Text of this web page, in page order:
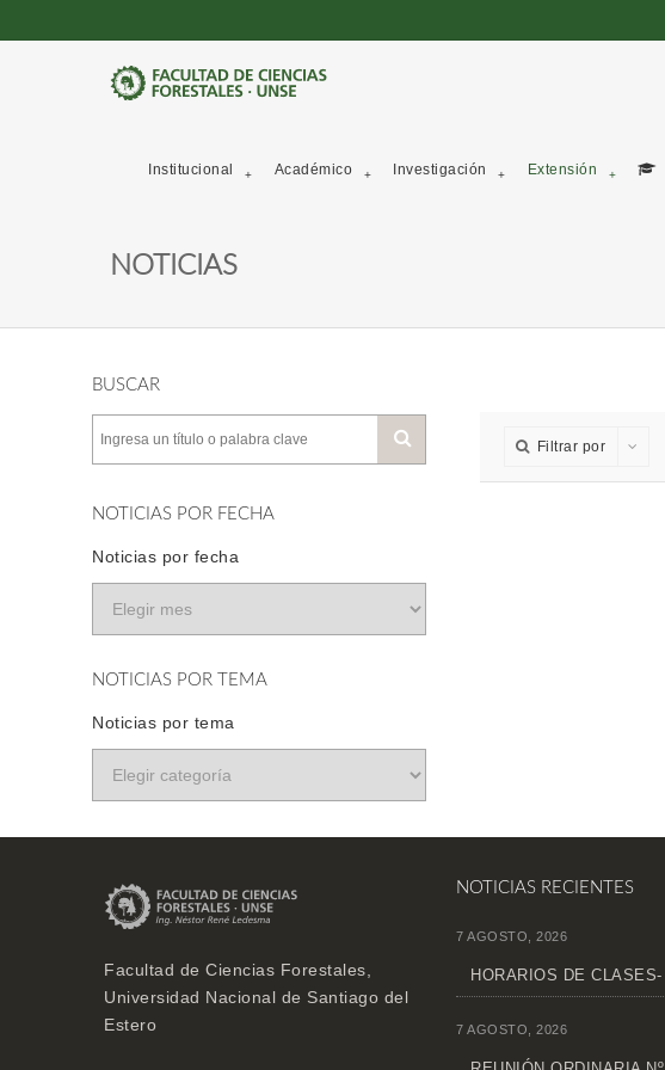
Institucional Académico Investigación Extensión
NOTICIAS
BUSCAR
NOTICIAS POR FECHA
Noticias por fecha
NOTICIAS POR TEMA
Noticias por tema
Filtrar por
Facultad de Ciencias Forestales,
Universidad Nacional de Santiago del
Estero
NOTICIAS RECIENTES
7 AGOSTO, 2026
HORARIOS DE
7 AGOSTO, 2026